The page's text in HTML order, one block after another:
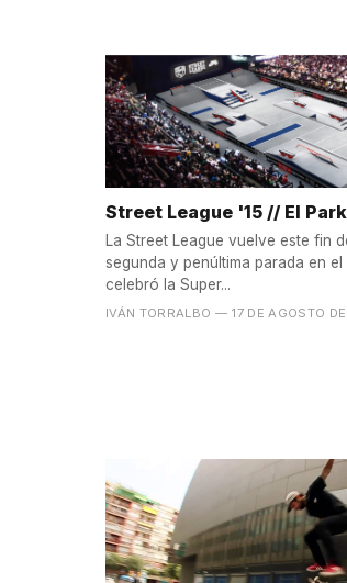
Street League '15 // El
La Street League vuelve este fin
segunda y penúltima parada en
celebró la Super...
IVÁN TORRALBO — 17 DE AGOSTO